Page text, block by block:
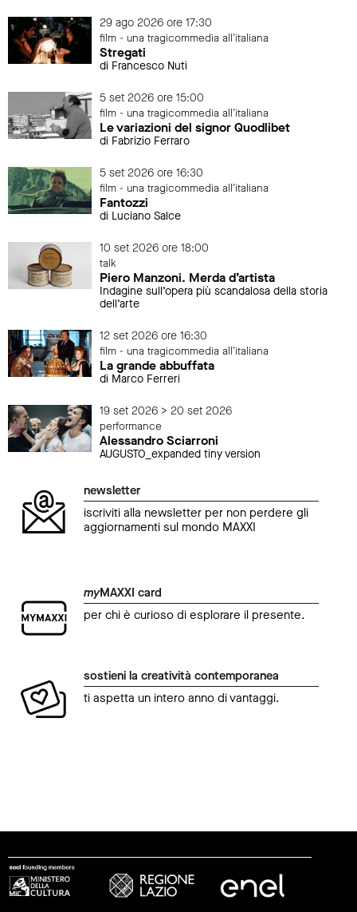
29 ago 2026 ore 17:30
film - una tragicommedia all'italiana
Stregati
di Francesco Nuti
5 set 2026 ore 15:00
film - una tragicommedia all'italiana
Le variazioni del signor Quodlibet
di Fabrizio Ferraro
5 set 2026 ore 16:30
film - una tragicommedia all'italiana
Fantozzi
di Luciano Salce
10 set 2026 ore 18:00
talk
Piero Manzoni. Merda d’artista
Indagine sull’opera più scandalosa della storia
dell’arte
12 set 2026 ore 16:30
film - una tragicommedia all'italiana
La grande abbuffata
di Marco Ferreri
19 set 2026 > 20 set 2026
performance
Alessandro Sciarroni
AUGUSTO_expanded tiny version
newsletter
iscriviti alla newsletter per non perdere gli
aggiornamenti sul mondo MAXXI
myMAXXI card
per chi è curioso di esplorare il presente.
sostieni la creatività contemporanea
ti aspetta un intero anno di vantaggi.